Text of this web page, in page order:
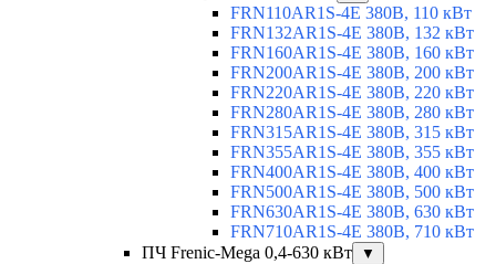
FRN110AR1S-4E 380В, 110 кВт
FRN132AR1S-4E 380В, 132 кВт
FRN160AR1S-4E 380В, 160 кВт
FRN200AR1S-4E 380В, 200 кВт
FRN220AR1S-4E 380В, 220 кВт
FRN280AR1S-4E 380В, 280 кВт
FRN315AR1S-4E 380В, 315 кВт
FRN355AR1S-4E 380В, 355 кВт
FRN400AR1S-4E 380В, 400 кВт
FRN500AR1S-4E 380В, 500 кВт
FRN630AR1S-4E 380В, 630 кВт
FRN710AR1S-4E 380В, 710 кВт
ПЧ Frenic-Mega 0,4-630 кВт
▼